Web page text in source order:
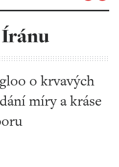
o krvavých
míry a kráse